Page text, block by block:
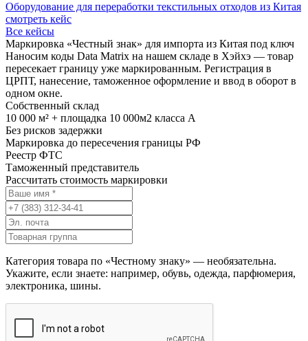
Оборудование для переработки текстильных отходов из Китая
смотреть кейс
Все кейсы
Маркировка «Честный знак» для импорта из Китая под ключ
Наносим коды Data Matrix на нашем складе в Хэйхэ — товар
пересекает границу уже маркированным. Регистрация в
ЦРПТ, нанесение, таможенное оформление и ввод в оборот в
одном окне.
Собственный склад
10 000 м² + площадка 10 000м2 класса А
Без рисков задержки
Маркировка до пересечения границы РФ
Реестр ФТС
Таможенный представитель
Рассчитать стоимость маркировки
Категория товара по «Честному знаку» — необязательна.
Укажите, если знаете: например, обувь, одежда, парфюмерия,
электроника, шины.